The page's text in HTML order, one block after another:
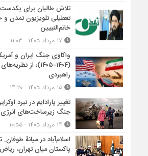
تلاش طالبان برای
تعطیلی تلویزیون تمدن و
خاتم‌النبیین
واکاوی جنگ ایران و
(۱۴۰۴-۱۴۰۵)؛ از
راهبردی
۱۵ مرداد ۱۴۰۵ - ۱۴:۲۰
تغییر پارادایم در نبرد
جنگ زیرساخت‌های انرژی
اسلام‌آباد در میانۀ
پاکستان میان تهران،